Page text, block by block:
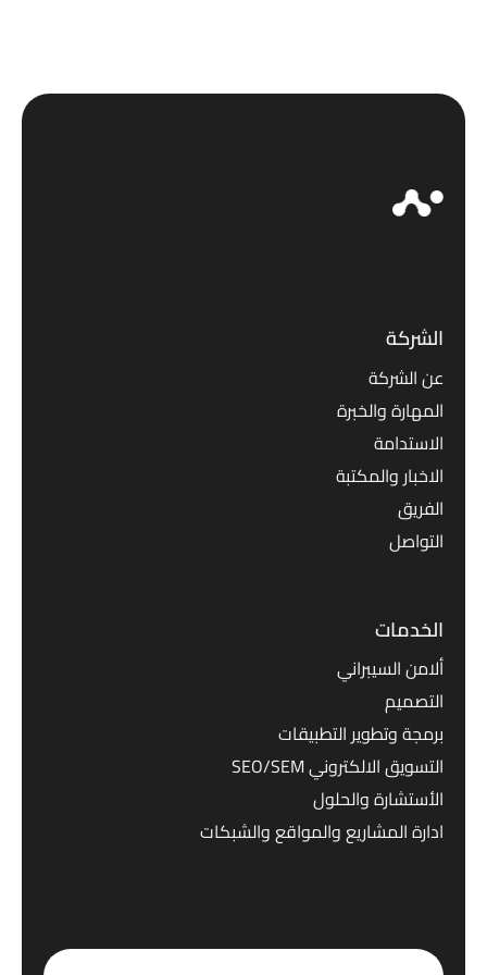
الشركة
عن الشركة
المهارة والخبرة
الاستدامة
الاخبار والمكتبة
الفريق
التواصل
الخدمات
ألامن السيبراني
التصميم
برمجة وتطوير التطبيقات
التسويق الالكتروني SEO/SEM
الأستشارة والحلول
ادارة المشاريع والمواقع والشبكات